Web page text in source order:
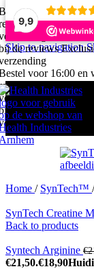
9,9
Skip to navigation
voor 16:00 en
Exclusieve
Bestel
de reviews
voor 16:00 en
Exclusieve
Bestel
de reviews
Home / SynTech™ /
SynTech Creatine
Back to products
Syntech Arginine €
€21,50.€18,90